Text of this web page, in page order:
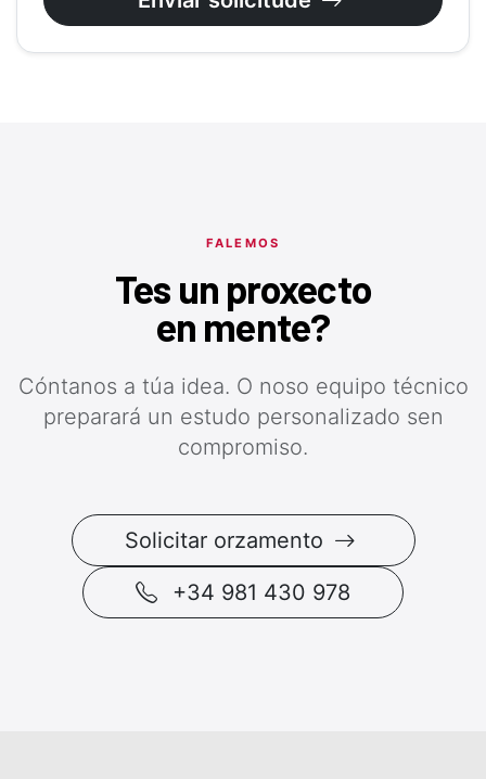
FALEMOS
Tes un proxecto
en mente?
Cóntanos a túa idea. O noso equipo técnico
preparará un estudo personalizado sen
compromiso.
Solicitar orzamento
+34 981 430 978